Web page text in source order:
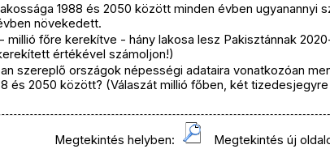
1988 és 2050 között minden évben ugyanannyi
növekedett.
főre kerekítve - hány lakosa lesz Pakisztánnak
értékével számoljon!)
szereplő országok népességi adataira vonatkozóan
és 2050 között? (Válaszát millió főben, két
Megtekintés helyben: Megtekintés új